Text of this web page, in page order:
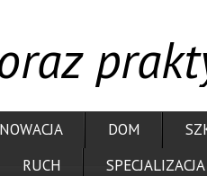
DOM
RUCH SPECJALIZACJA